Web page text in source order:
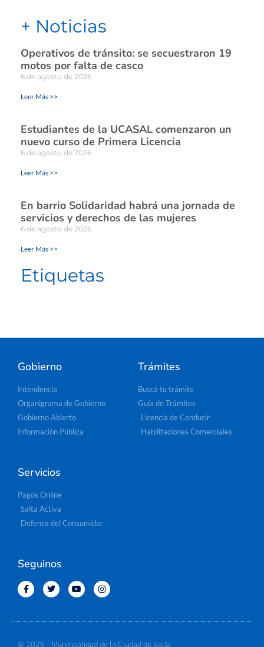
+ Noticias
Operativos de tránsito: se secuestraron 19
motos por falta de casco
6 de agosto de 2026
Leer Más >>
Estudiantes de la UCASAL comenzaron un
nuevo curso de Primera Licencia
6 de agosto de 2026
Leer Más >>
En barrio Solidaridad habrá una jornada de
servicios y derechos de las mujeres
6 de agosto de 2026
Leer Más >>
Etiquetas
Gobierno
Intendencia
Organigrama de Gobierno
Gobierno Abierto
Información Pública
Trámites
Buscá tu trámite
Guía de Trámites
Licencia de Conducir
Habilitaciones Comerciales
Servicios
Pagos Online
Salta Activa
Defensa del Consumidor
Seguinos
© 2026 - Municipalidad de la Ciudad de Salta